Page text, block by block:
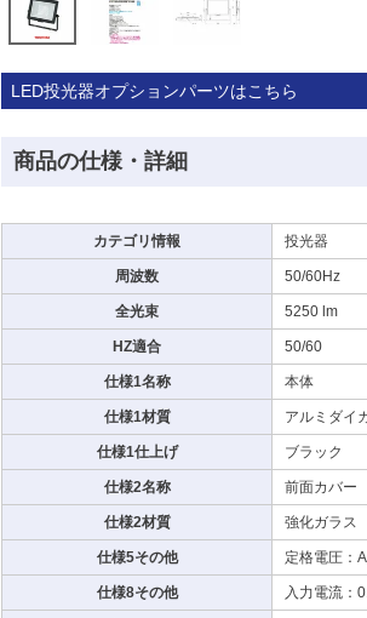
LED投光器オプションパーツはこちら
商品の仕様・詳細
カテゴリ情報 投光器
周波数 50/60Hz
全光束 5250 lm
HZ適合 50/60
仕様1名称 本体
仕様1材質 アルミダイ
仕様1仕上げ ブラック
仕様2名称 前面カバー
仕様2材質 強化ガラス
仕様5その他 定格電圧：
仕様8その他 入力電流：